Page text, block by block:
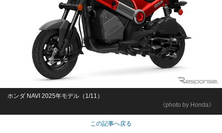
《photo by Honda》
ホンダ NAVI 2025年モデル（1/11）
この記事へ戻る